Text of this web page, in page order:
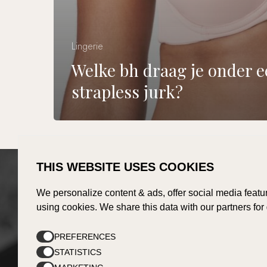
Lingerie
Welke bh draag je onder
strapless jurk?
Contact
Kromstraat 2a
5504 BC Veldhoven
THIS WEBSITE USES COOKIES
We personalize content & ads, offer social media
using cookies. We share this data with our partners
PREFERENCES
STATISTICS